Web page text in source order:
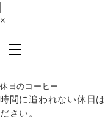
索:
×
休日のコーヒー
時間に追われない休日
ださい。